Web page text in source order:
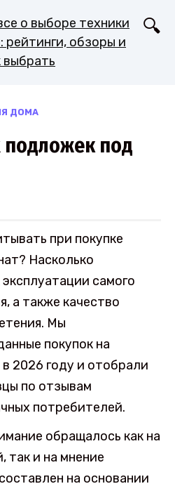
ДОМА
под
при покупке
Насколько
самого
а также качество
Мы
покупок на
2026 году и отобрали
по отзывам
потребителей.
обращалось как на
так и на мнение
на основании